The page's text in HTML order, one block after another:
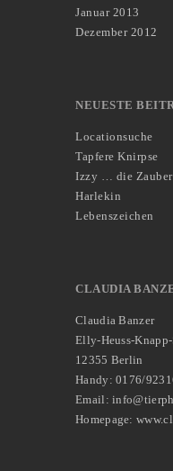
Januar 2013
Dezember 2012
NEUESTE
Locationsuche
Tapfere Knirpse
Izzy … die
Harlekin
Lebenszeichen
CLAUDIA
Claudia Banzer
Elly-Heuss-
12355 Berlin
Handy: 0176/
Email:
Homepage: